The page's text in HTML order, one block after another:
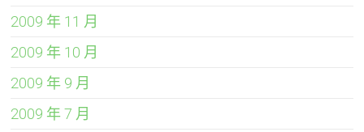
2009 年 11 月
2009 年 10 月
2009 年 9 月
2009 年 7 月